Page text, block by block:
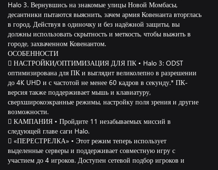
Halo 3. Вернувшись на знакомые улицы Новой Момбасы,
десантники пытаются выяснить, зачем армия Ковенанта вторглась
в город. Действуя в одиночку и без надёжной защиты, вы
должны использовать скрытность и меткость, чтобы выжить в
городе, захваченном Ковенантом.
ОСОБЕННОСТИ
 НАСТРОЙКИ/ОПТИМИЗАЦИЯ ДЛЯ ПК • Halo 3: ODST
оптимизирована для ПК и выглядит великолепно в разрешении
до 4K UHD и с частотой не менее 60 кадров в секунду.* ПК-
версия также поддерживает мышь и клавиатуру,
сверхширокоэкранные режимы, настройку поля зрения и другие
возможности.
 КАМПАНИЯ • Пройдите 11 незабываемых миссий в
следующей главе саги Halo.
 «ПЕРЕСТРЕЛКА» • Этот режим теперь использует
выделенные серверы и поддерживает совместную игру с
участием до 4 игроков. Доступен сетевой подбор игроков и